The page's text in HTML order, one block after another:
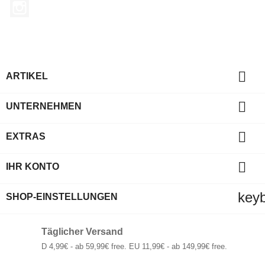
ARTIKEL 
UNTERNEHMEN 
EXTRAS 
IHR KONTO 
SHOP-EINSTELLUNGEN
Täglicher Versand
D 4,99€ - ab 59,99€ free. EU 11,99€ - ab 149,99€ free.